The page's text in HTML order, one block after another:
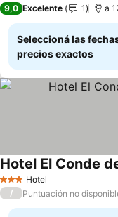
9,0 Excelente 1 a
Seleccioná las
precios exactos
3 Estrellas
Hotel
Hotel El Conde
/ Puntuación no